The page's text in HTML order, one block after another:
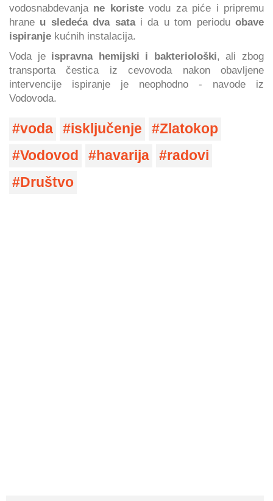
vodosnabdevanja ne koristevodu za piće i pripremu
hrane u sledeća dva satai da u tom perioduobave
ispiranje kućnih instalacija.
Voda je ispravna hemijski i bakteriološki, ali zbog
transporta čestica iz cevovoda nakon obavljene
intervencije ispiranje je neophodno - navode iz
Vodovoda.
voda isključenje
Zlatokop
Vodovod
havarija
radovi
Društvo